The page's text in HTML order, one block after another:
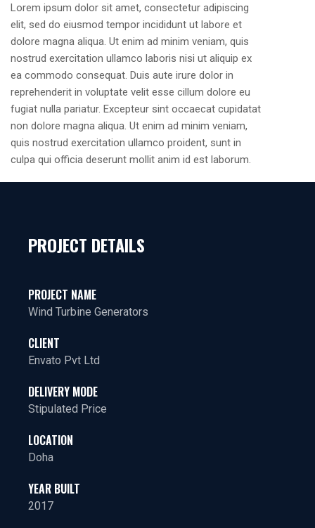
Lorem ipsum dolor sit amet, consectetur adipiscing
elit, sed do eiusmod tempor incididunt ut labore et
dolore magna aliqua. Ut enim ad minim veniam, quis
nostrud exercitation ullamco laboris nisi ut aliquip ex
ea commodo consequat. Duis aute irure dolor in
reprehenderit in voluptate velit esse cillum dolore eu
fugiat nulla pariatur. Excepteur sint occaecat cupidatat
non dolore magna aliqua. Ut enim ad minim veniam,
quis nostrud exercitation ullamco proident, sunt in
culpa qui officia deserunt mollit anim id est laborum.
PROJECT DETAILS
PROJECT NAME
Wind Turbine Generators
CLIENT
Envato Pvt Ltd
DELIVERY MODE
Stipulated Price
LOCATION
Doha
YEAR BUILT
2017